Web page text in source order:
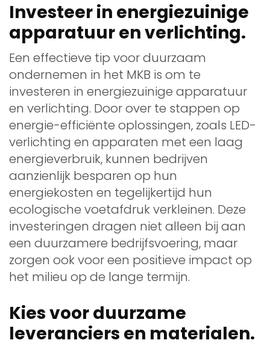
Investeer in energiezuinige
apparatuur en verlichting.
Een effectieve tip voor duurzaam
ondernemen in het MKB is om te
investeren in energiezuinige apparatuur
en verlichting. Door over te stappen op
energie-efficiënte oplossingen, zoals LED-
verlichting en apparaten met een laag
energieverbruik, kunnen bedrijven
aanzienlijk besparen op hun
energiekosten en tegelijkertijd hun
ecologische voetafdruk verkleinen. Deze
investeringen dragen niet alleen bij aan
een duurzamere bedrijfsvoering, maar
zorgen ook voor een positieve impact op
het milieu op de lange termijn.
Kies voor duurzame
leveranciers en materialen.